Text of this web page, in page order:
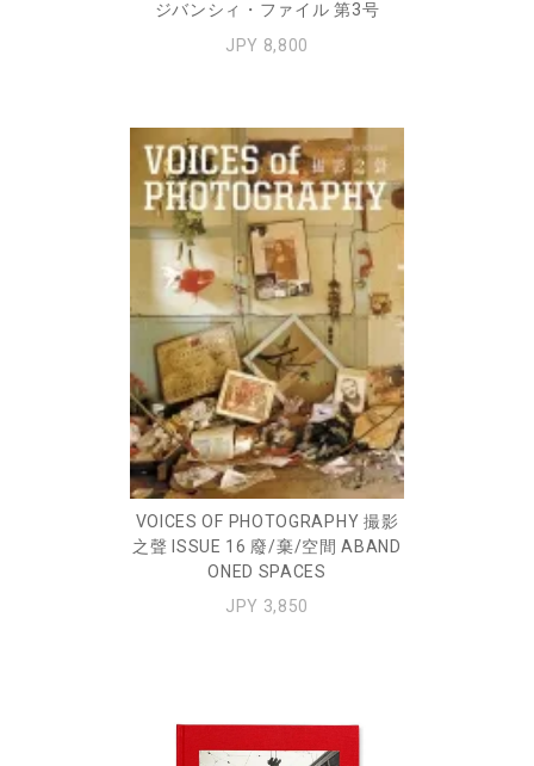
ジバンシィ・ファイル 第3号
JPY 8,800
VOICES OF PHOTOGRAPHY 撮影
之聲 ISSUE 16 廢/棄/空間 ABAND
ONED SPACES
JPY 3,850